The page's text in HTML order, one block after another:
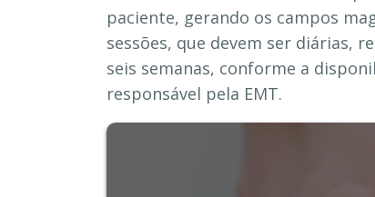
paciente, gerando os campos
sessões, que devem ser diárias,
seis semanas, conforme a
responsável pela EMT.